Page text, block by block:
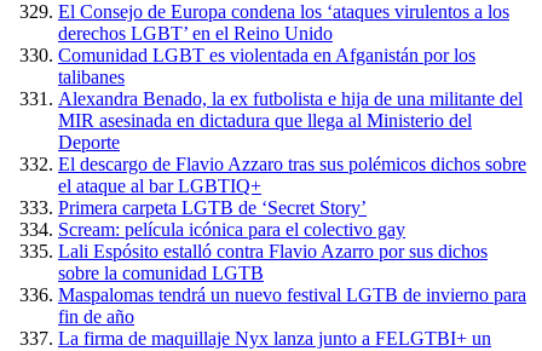
El Consejo de Europa condena los ‘ataques virulentos a los
derechos LGBT’ en el Reino Unido
Comunidad LGBT es violentada en Afganistán por los
talibanes
Alexandra Benado, la ex futbolista e hija de una militante del
MIR asesinada en dictadura que llega al Ministerio del
Deporte
El descargo de Flavio Azzaro tras sus polémicos dichos sobre
el ataque al bar LGBTIQ+
Primera carpeta LGTB de ‘Secret Story’
Scream: película icónica para el colectivo gay
Lali Espósito estalló contra Flavio Azarro por sus dichos
sobre la comunidad LGTB
Maspalomas tendrá un nuevo festival LGTB de invierno para
fin de año
La firma de maquillaje Nyx lanza junto a FELGTBI+ un